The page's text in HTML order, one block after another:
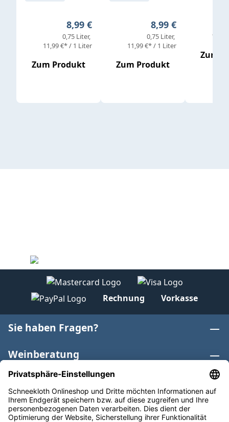
Regulärer Preis:
8,99 €
0,75 Liter
11,99 €* / 1 Liter
Zum Produkt
Regulärer Preis:
8,99 €
0,75 Liter
11,99 €* / 1 Liter
Zum Produkt
Zum
Rechnung Vorkasse
Sie haben Fragen?
Weinberatung
Informationen
Weinkategorien